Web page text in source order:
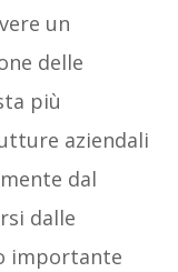
un
delle
più
aziendali
dal
dalle
importante